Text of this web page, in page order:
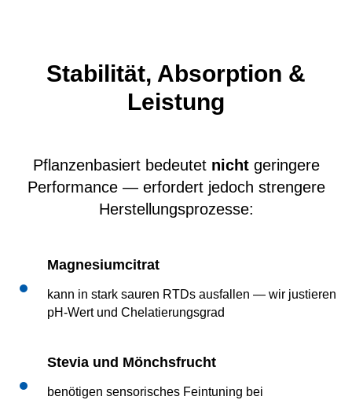
Stabilität, Absorption &
Leistung
Pflanzenbasiert bedeutet nichtgeringere
Performance — erfordert jedoch strengere
Herstellungsprozesse:
Magnesiumcitrat
kann in stark sauren RTDs ausfallen — wir justieren
pH-Wert und Chelatierungsgrad
Stevia und Mönchsfrucht
benötigen sensorisches Feintuning bei